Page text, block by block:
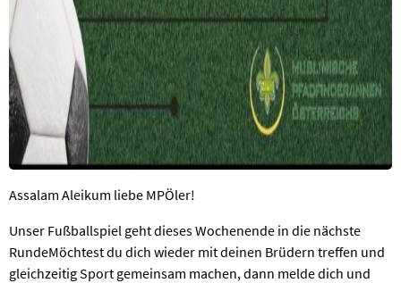
Assalam Aleikum liebe MPÖler!
Unser Fußballspiel geht dieses Wochenende in die nächste
RundeMöchtest du dich wieder mit deinen Brüdern treffen und
gleichzeitig Sport gemeinsam machen, dann melde dich und